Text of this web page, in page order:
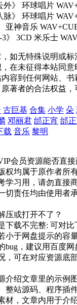
外》 环球唱片
脉》 环球唱片
亚神音乐
》 3CD 米乐士
如无特殊说明或
在未征得本站同意
容到任何网站、书
著者的合法权益，
古巨基 合集 小学 朵
邓丽君 邰正宵 邰
载 音乐 黎明
会员资源能否直接
权均属于原作者所
学习用，请勿直接
切责任均由使用者
压或打开不了？
下载不完整: 可对比
小于网盘提示的容
bug，建议用百度网
，可在对应资源底
介绍文章里的示例
整站源码、程序插
材，文章内用于介